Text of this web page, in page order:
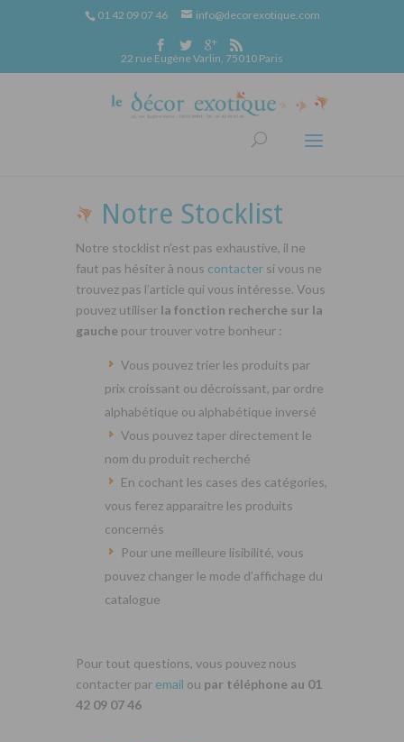
01 42 09 07 46 info@decorexotique.com
22 rue Eugène Varlin, 75010 Paris
Notre Stocklist
Notre stocklist n’est pas exhaustive, il ne
faut pas hésiter à nous contacter si vous ne
trouvez pas l’article qui vous intéresse. Vous
pouvez utiliser la fonction recherche sur la
gauche pour trouver votre bonheur :
Vous pouvez trier les produits par
prix croissant ou décroissant, par ordre
alphabétique ou alphabétique inversé
Vous pouvez taper directement le
nom du produit recherché
En cochant les cases des catégories,
vous ferez apparaitre les produits
concernés
Pour une meilleure lisibilité, vous
pouvez changer le mode d’affichage du
catalogue
Pour tout questions, vous pouvez nous
contacter par email ou par téléphone au 01
42 09 07 46